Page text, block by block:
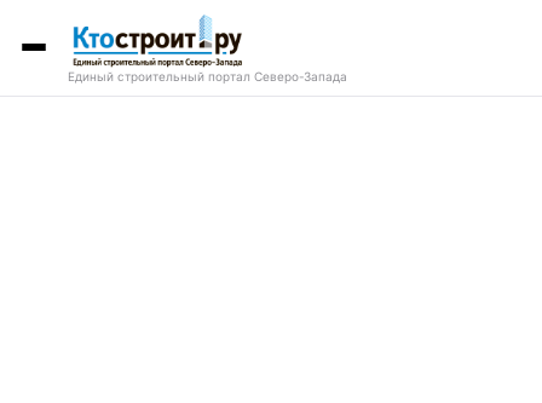
Единый строительный портал Северо-Запада